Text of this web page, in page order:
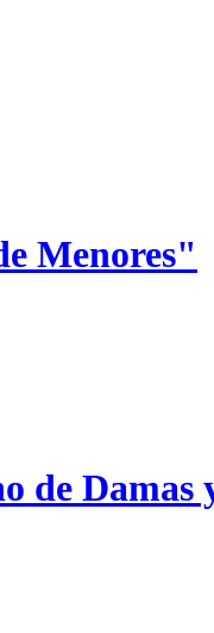
Menores"
de Damas